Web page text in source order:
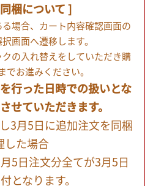
梱について ]
場合、カート内容確認画面の
画面へ遷移します。
の入れ替えをしていただき購
でお進みください。
行った日時での扱いとな
せていただきます。
3月5日に追加注文を同梱
した場合
5日注文分全てが3月5日
となります。